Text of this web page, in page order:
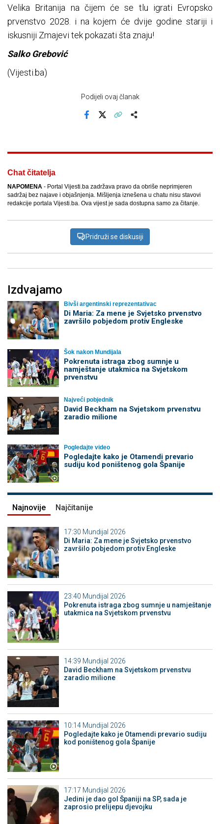
Velika Britanija na čijem će se tlu igrati Evropsko
prvenstvo 2028. i na kojem će dvije godine stariji i
iskusniji Zmajevi tek pokazati šta znaju!
Salko Grebović
(Vijesti.ba)
Podijeli ovaj članak
Chat čitatelja
NAPOMENA - Portal Vijesti.ba zadržava pravo da obriše neprimjeren
sadržaj bez najave i objašnjenja. Mišljenja iznešena u chatu nisu stavovi
redakcije portala Vijesti.ba. Ova vijest je sada dostupna samo za čitanje.
Pridruži se diskusiji
Izdvajamo
Bivši argentinski reprezentativac
Di Maria: Za mene je Svjetsko prvenstvo
završilo pobjedom protiv Engleske
Šok nakon Mundijala
Pokrenuta istraga zbog sumnje u
namještanje utakmica na Svjetskom
prvenstvu
Najveći pobjednik
David Beckham na Svjetskom prvenstvu
zaradio milione
Pogledajte video
Pogledajte kako je Otamendi prevario
sudiju kod poništenog gola Španije
Najnovije Najčitanije
17:30 Mundijal 2026
Di Maria: Za mene je Svjetsko prvenstvo
završilo pobjedom protiv Engleske
23:40 Mundijal 2026
Pokrenuta istraga zbog sumnje u namještanje
utakmica na Svjetskom prvenstvu
14:39 Mundijal 2026
David Beckham na Svjetskom prvenstvu
zaradio milione
10:14 Mundijal 2026
Pogledajte kako je Otamendi prevario sudiju
kod poništenog gola Španije
17:17 Mundijal 2026
Jedini je dao gol Španiji na SP, sada je
zaprosio prelijepu djevojku